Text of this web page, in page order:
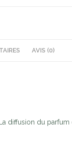
AVIS (0)
diffusion du parfum